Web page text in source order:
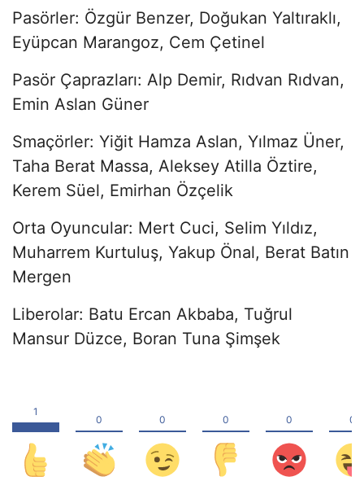
Pasörler: Özgür Benzer, Doğukan Yaltıraklı,
Eyüpcan Marangoz, Cem Çetinel
Pasör Çaprazları: Alp Demir, Rıdvan Rıdvan,
Emin Aslan Güner
Smaçörler: Yiğit Hamza Aslan, Yılmaz Üner,
Taha Berat Massa, Aleksey Atilla Öztire,
Kerem Süel, Emirhan Özçelik
Orta Oyuncular: Mert Cuci, Selim Yıldız,
Muharrem Kurtuluş, Yakup Önal, Berat Batın
Mergen
Liberolar: Batu Ercan Akbaba, Tuğrul
Mansur Düzce, Boran Tuna Şimşek